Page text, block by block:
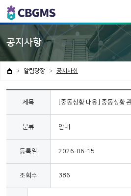
공지사항
알림광장 공지사항
제목 [중동상황 대응] 중동상황
분류 안내
등록일 2026-06-15
조회수 386